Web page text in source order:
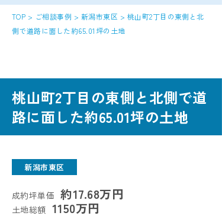
お客様の声
ご相談事例
サポートの流れ
TOP > ご相談事例 > 新潟市東区 > 桃山町2丁目の東側と北
側で道路に面した約65.01坪の土地
桃山町2丁目の東側と北側で道
路に面した約65.01坪の土地
新潟市東区
成約坪単価 約17.68万円
土地総額 1150万円